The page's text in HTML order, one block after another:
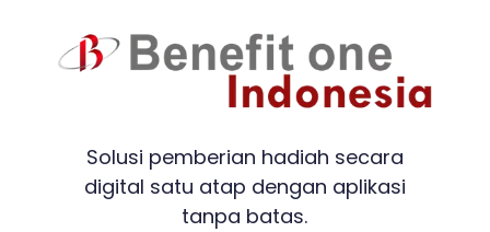
Solusi pemberian hadiah secara
digital satu atap dengan aplikasi
tanpa batas.